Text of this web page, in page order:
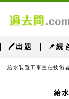
🖊出題 📌続
給水装置工事主任技術
給